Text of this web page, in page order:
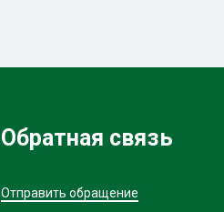
Обратная связь
Отправить обращение